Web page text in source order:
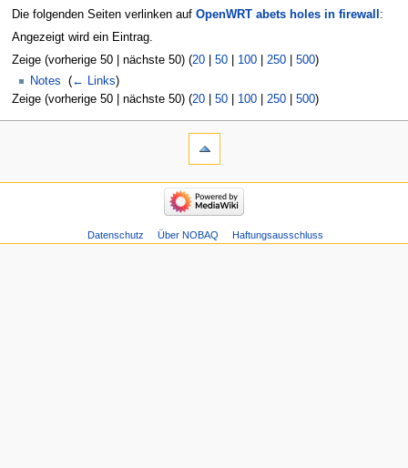
Die folgenden Seiten verlinken auf OpenWRT abets holes in firewall :
Angezeigt wird ein Eintrag.
Zeige (vorherige 50 | nächste 50) (20| 50| 100| 250| 500)
Notes
(← Links)
Zeige (vorherige 50 | nächste 50) (20| 50| 100| 250| 500)
Datenschutz Über NOBAQ Haftungsausschluss